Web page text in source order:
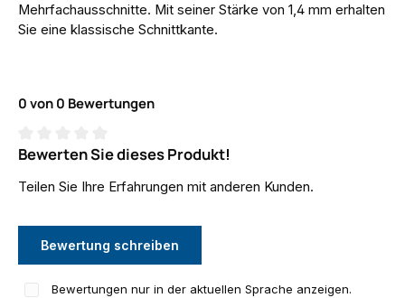
Mehrfachausschnitte. Mit seiner Stärke von 1,4 mm erhalten
Sie eine klassische Schnittkante.
0 von 0 Bewertungen
Durchschnittliche Bewertung von 0 von 5 Sternen
Bewerten Sie dieses Produkt!
Teilen Sie Ihre Erfahrungen mit anderen Kunden.
Bewertung schreiben
Bewertungen nur in der aktuellen Sprache anzeigen.